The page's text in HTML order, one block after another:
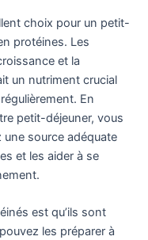
choix pour un petit-
protéines. Les
et la
un nutriment crucial
En
petit-déjeuner, vous
source adéquate
et les aider à se
est qu’ils sont
les préparer à